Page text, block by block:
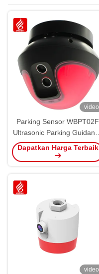
video
Parking Sensor WBPT02F
Ultrasonic Parking Guidance
System All In One
Occupancy
Dapatkan Harga Terbaik
video